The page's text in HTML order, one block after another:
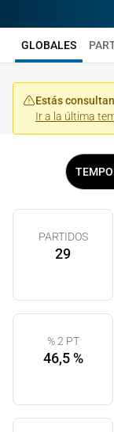
GLOBALES
Estás
Ir a la última
PARTIDOS
29
% 2 PT
46,5 %